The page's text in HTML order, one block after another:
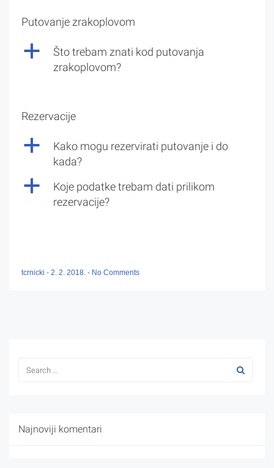
Putovanje zrakoplovom
a
Što trebam znati kod putovanja
zrakoplovom?
Rezervacije
a
Kako mogu rezervirati putovanje i do
kada?
a
Koje podatke trebam dati prilikom
rezervacije?
tcrnicki - 2. 2. 2018. - No Comments
Najnoviji komentari